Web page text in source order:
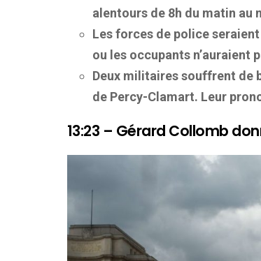
alentours de 8h du matin au
Les forces de police seraient
ou les occupants n’auraient
Deux militaires souffrent de
de Percy-Clamart. Leur
13:23 – Gérard Collomb